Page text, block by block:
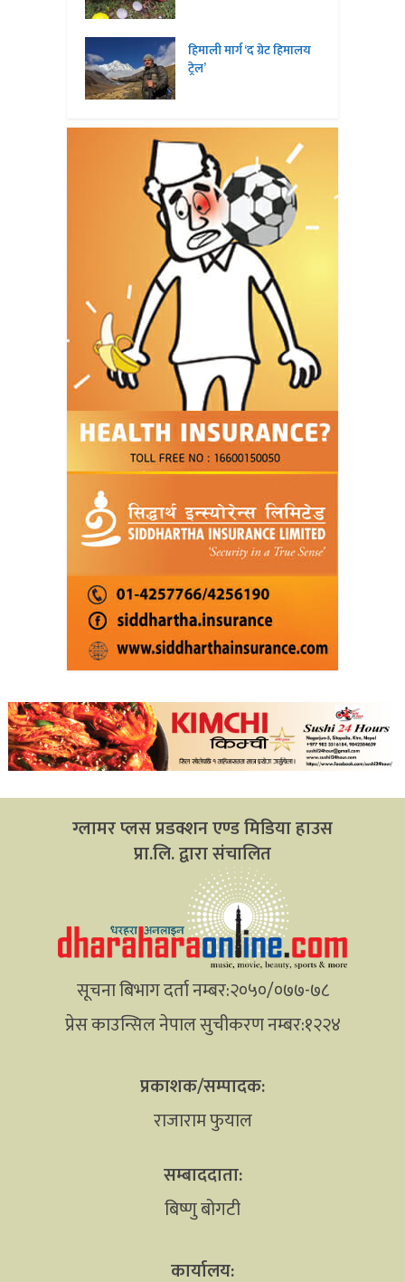
हिमाली मार्ग ‘द ग्रेट हिमालय
ट्रेल’
ग्लामर प्लस प्रडक्शन एण्ड मिडिया हाउस
प्रा.लि. द्वारा संचालित
सूचना बिभाग दर्ता नम्बर:२०५०/०७७-७८
प्रेस काउन्सिल नेपाल सुचीकरण नम्बर:१२२४
प्रकाशक/सम्पादक:
राजाराम फुयाल
सम्बाददाता:
बिष्णु बोगटी
कार्यालय: